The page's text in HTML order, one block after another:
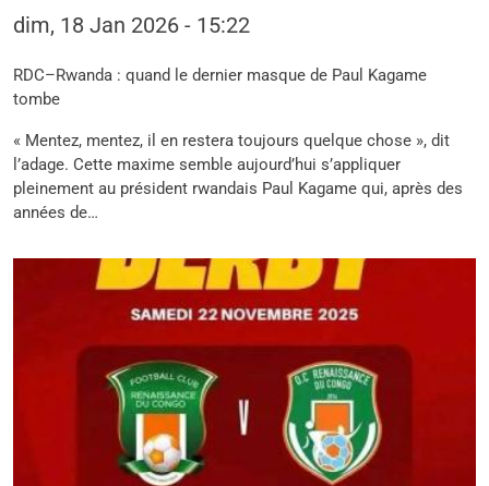
dim, 18 Jan 2026 - 15:22
RDC–Rwanda : quand le dernier masque de Paul Kagame
tombe
« Mentez, mentez, il en restera toujours quelque chose », dit
l’adage. Cette maxime semble aujourd’hui s’appliquer
pleinement au président rwandais Paul Kagame qui, après des
années de…